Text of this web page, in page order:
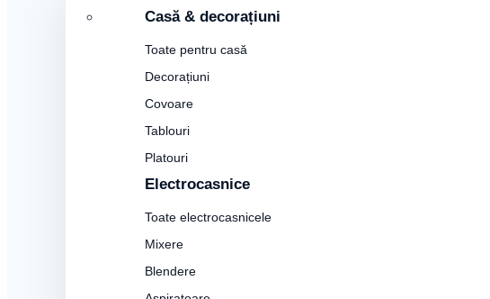
Casă & decorațiuni
Toate pentru casă
Decorațiuni
Covoare
Tablouri
Platouri
Electrocasnice
Toate electrocasnicele
Mixere
Blendere